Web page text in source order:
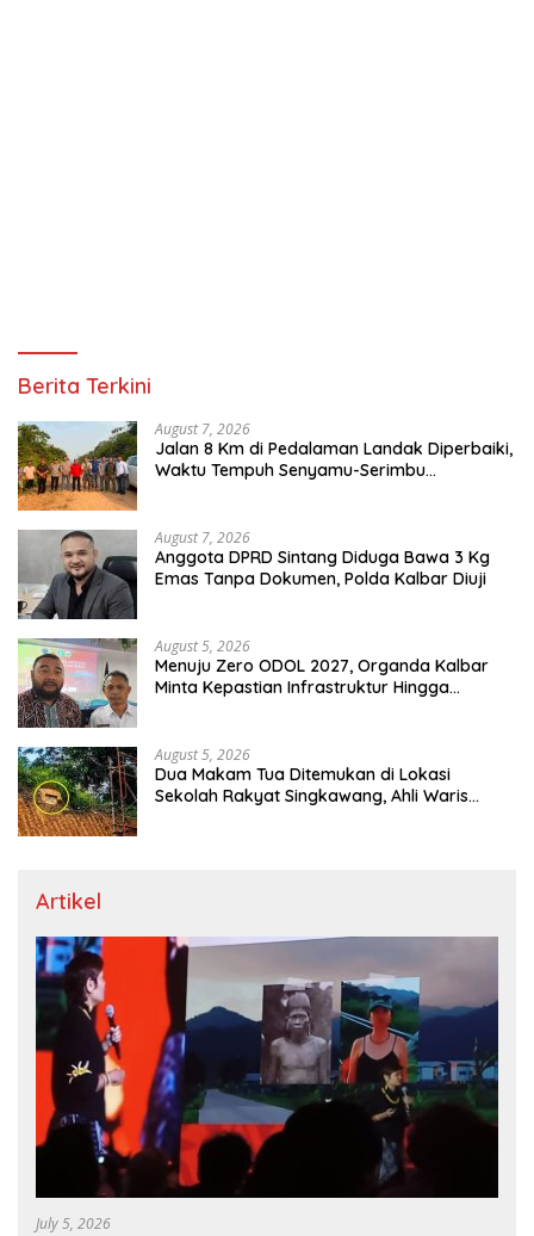
Berita Terkini
August 7, 2026
Jalan 8 Km di Pedalaman Landak Diperbaiki,
Waktu Tempuh Senyamu-Serimbu
August 7, 2026
Anggota DPRD Sintang Diduga Bawa 3 Kg
Emas Tanpa Dokumen, Polda Kalbar Diuji
August 5, 2026
Menuju Zero ODOL 2027, Organda Kalbar
Minta Kepastian Infrastruktur Hingga
August 5, 2026
Dua Makam Tua Ditemukan di Lokasi
Sekolah Rakyat Singkawang, Ahli Waris
Artikel
July 5, 2026